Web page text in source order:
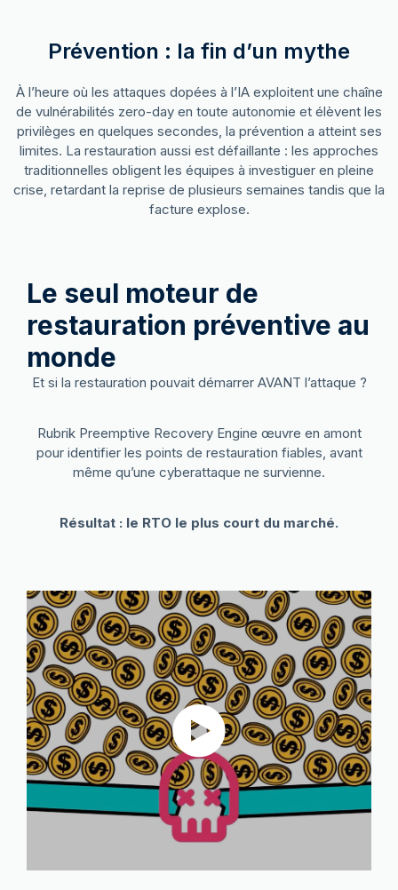
Prévention : la fin d’un mythe
À l’heure où les attaques dopées à l’IA exploitent une chaîne
de vulnérabilités zero-day en toute autonomie et élèvent les
privilèges en quelques secondes, la prévention a atteint ses
limites. La restauration aussi est défaillante : les approches
traditionnelles obligent les équipes à investiguer en pleine
crise, retardant la reprise de plusieurs semaines tandis que la
facture explose.
Le seul moteur de
restauration préventive au
monde
Et si la restauration pouvait démarrer AVANT l’attaque ?
Rubrik Preemptive Recovery Engine œuvre en amont
pour identifier les points de restauration fiables, avant
même qu’une cyberattaque ne survienne.
Résultat : le RTO le plus court du marché.